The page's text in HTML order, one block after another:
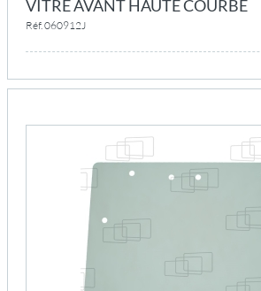
VITRE AVANT HAUTE COURBE
Réf. 060912J